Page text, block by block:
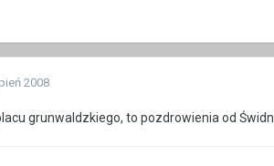
2008
grunwaldzkiego, to pozdrowienia od